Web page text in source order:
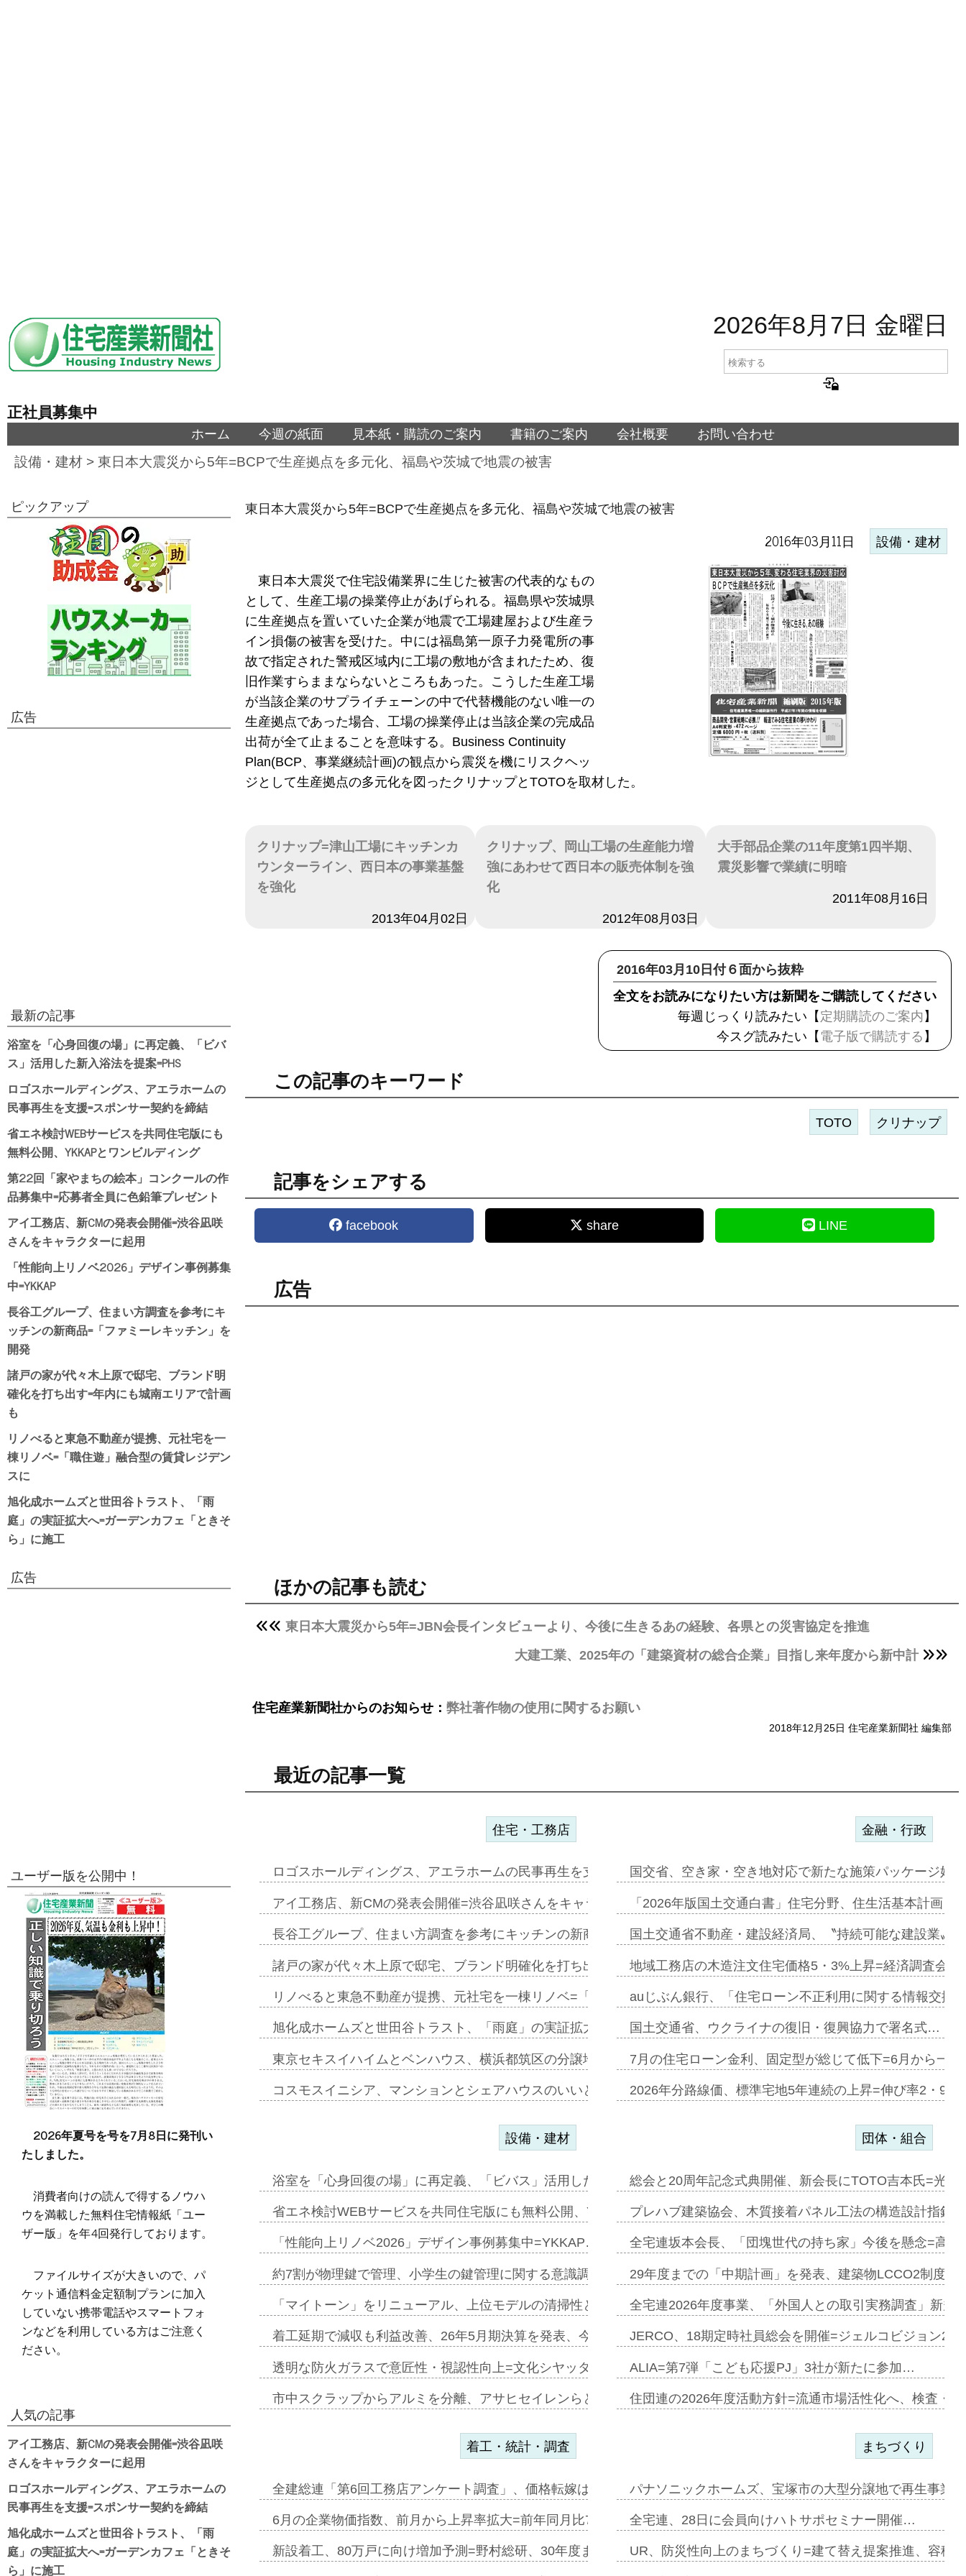
2026年8月7日 金曜日
正社員募集中
ホーム 今週の紙面 見本紙・購読のご案内 書籍のご案内 会社概要 お問い合わせ
設備・建材 > 東日本大震災から5年=BCPで生産拠点を多元化、福島や茨城で地震の被害
東日本大震災から5年=BCPで生産拠点を多元化、福島や茨城で地震の被害
2016年03月11日 設備・建材
東日本大震災で住宅設備業界に生じた被害の代表的なもの
として、生産工場の操業停止があげられる。福島県や茨城県
に生産拠点を置いていた企業が地震で工場建屋および生産ラ
イン損傷の被害を受けた。中には福島第一原子力発電所の事
故で指定された警戒区域内に工場の敷地が含まれたため、復
旧作業すらままならないところもあった。こうした生産工場
が当該企業のサプライチェーンの中で代替機能のない唯一の
生産拠点であった場合、工場の操業停止は当該企業の完成品
出荷が全て止まることを意味する。Business Continuity
Plan(BCP、事業継続計画)の観点から震災を機にリスクヘッ
ジとして生産拠点の多元化を図ったクリナップとTOTOを取材した。
クリナップ=津山工場にキッチンカ
ウンターライン、西日本の事業基盤
を強化
2013年04月02日
クリナップ、岡山工場の生産能力増
強にあわせて西日本の販売体制を強
化
2012年08月03日
大手部品企業の11年度第1四半期、
震災影響で業績に明暗
2011年08月16日
2016年03月10日付６面から抜粋
全文をお読みになりたい方は新聞をご購読してください
毎週じっくり読みたい【 定期購読のご案内 】
今スグ読みたい【 電子版で購読する 】
この記事のキーワード
TOTO クリナップ
記事をシェアする
facebook share LINE
広告
ほかの記事も読む
東日本大震災から5年=JBN会長インタビューより、今後に生きるあの経験、各県との災害協定を推進
大建工業、2025年の「建築資材の総合企業」目指し来年度から新中計
住宅産業新聞社からのお知らせ： 弊社著作物の使用に関するお願い
2018年12月25日 住宅産業新聞社 編集部
最近の記事一覧
住宅・工務店
ロゴスホールディングス、アエラホームの民事再生を支援=スポンサー契約…
アイ工務店、新CMの発表会開催=渋谷凪咲さんをキャラクターに起用…
長谷工グループ、住まい方調査を参考にキッチンの新商品=「ファミーレキ…
諸戸の家が代々木上原で邸宅、ブランド明確化を打ち出す=年内にも城南エ…
リノべると東急不動産が提携、元社宅を一棟リノベ=「職住遊」融合型の賃…
旭化成ホームズと世田谷トラスト、「雨庭」の実証拡大へ=ガーデンカフェ…
東京セキスイハイムとベンハウス、横浜都筑区の分譲地開発で初協業=お互…
コスモスイニシア、マンションとシェアハウスのいいとこどりのコリビング…
金融・行政
国交省、空き家・空き地対応で新たな施策パッケージ始
「2026年版国土交通白書」住宅分野、住生活基本計画
国土交通省不動産・建設経済局、〝持続可能な建設業〟
地域工務店の木造注文住宅価格5・3%上昇=経済調査会
auじぶん銀行、「住宅ローン不正利用に関する情報交換
国土交通省、ウクライナの復旧・復興協力で署名式…
7月の住宅ローン金利、固定型が総じて低下=6月から一
2026年分路線価、標準宅地5年連続の上昇=伸び率2・
設備・建材
浴室を「心身回復の場」に再定義、「ビバス」活用した新入浴法を提案=P…
省エネ検討WEBサービスを共同住宅版にも無料公開、YKKAPとワンビ…
「性能向上リノベ2026」デザイン事例募集中=YKKAP…
約7割が物理鍵で管理、小学生の鍵管理に関する意識調査=Nature…
「マイトーン」をリニューアル、上位モデルの清掃性と安全性追加=リンナ…
着工延期で減収も利益改善、26年5月期決算を発表、今期は増収見込む=…
透明な防火ガラスで意匠性・視認性向上=文化シヤッター…
市中スクラップからアルミを分離、アサヒセイレンらと協働開発開始=三協…
団体・組合
総会と20周年記念式典開催、新会長にTOTO吉本氏=光
プレハブ建築協会、木質接着パネル工法の構造設計指針
全宅連坂本会長、「団塊世代の持ち家」今後を懸念=高
29年度までの「中期計画」を発表、建築物LCCO2制度
全宅連2026年度事業、「外国人との取引実務調査」新規
JERCO、18期定時社員総会を開催=ジェルコビジョン
ALIA=第7弾「こども応援PJ」3社が新たに参加…
住団連の2026年度活動方針=流通市場活性化へ、検査・
着工・統計・調査
全建総連「第6回工務店アンケート調査」、価格転嫁は十分に進まず=「物…
6月の企業物価指数、前月から上昇率拡大=前年同月比7・1%上昇…
新設着工、80万戸に向け増加予測=野村総研、30年度まで〝揺り戻し〟…
まちづくり
パナソニックホームズ、宝塚市の大型分譲地で再生事業
全宅連、28日に会員向けハトサポセミナー開催…
UR、防災性向上のまちづくり=建て替え提案推進、容積
ピックアップ
広告
最新の記事
浴室を「心身回復の場」に再定義、「ビバ
ス」活用した新入浴法を提案=PHS
ロゴスホールディングス、アエラホームの
民事再生を支援=スポンサー契約を締結
省エネ検討WEBサービスを共同住宅版にも
無料公開、YKKAPとワンビルディング
第22回「家やまちの絵本」コンクールの作
品募集中=応募者全員に色鉛筆プレゼント
アイ工務店、新CMの発表会開催=渋谷凪咲
さんをキャラクターに起用
「性能向上リノベ2026」デザイン事例募集
中=YKKAP
長谷工グループ、住まい方調査を参考にキ
ッチンの新商品=「ファミーレキッチン」を
開発
諸戸の家が代々木上原で邸宅、ブランド明
確化を打ち出す=年内にも城南エリアで計画
も
リノべると東急不動産が提携、元社宅を一
棟リノベ=「職住遊」融合型の賃貸レジデン
スに
旭化成ホームズと世田谷トラスト、「雨
庭」の実証拡大へ=ガーデンカフェ「ときそ
ら」に施工
広告
ユーザー版を公開中！
2026年夏号を号を7月8日に発刊い
たしました。
消費者向けの読んで得するノウハ
ウを満載した無料住宅情報紙「ユー
ザー版」を年4回発行しております。
ファイルサイズが大きいので、パ
ケット通信料金定額制プランに加入
していない携帯電話やスマートフォ
ンなどを利用している方はご注意く
ださい。
人気の記事
アイ工務店、新CMの発表会開催=渋谷凪咲
さんをキャラクターに起用
ロゴスホールディングス、アエラホームの
民事再生を支援=スポンサー契約を締結
旭化成ホームズと世田谷トラスト、「雨
庭」の実証拡大へ=ガーデンカフェ「ときそ
ら」に施工